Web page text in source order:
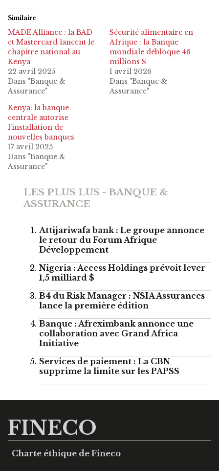
Similaire
MADE Alliance : la BAD
et Mastercard lancent le
chapitre national au
Kenya
22 avril 2025
Dans "Banque &
Assurance"
Sécurité alimentaire en
Afrique : la Banque
mondiale débloque 46
millions $
1 avril 2026
Dans "Banque &
Assurance"
Kenya: la banque
centrale autorise
l’installation de
nouvelles banques
17 avril 2025
Dans "Banque &
Assurance"
LES PLUS LUS - BANQUE &
ASSURANCE
Attijariwafa bank : Le groupe annonce
le retour du Forum Afrique
Développement
Nigeria : Access Holdings prévoit lever
1,5 milliard $
B4 du Risk Manager : NSIA Assurances
lance la première édition
Banque : Afreximbank annonce une
collaboration avec Grand Africa
Initiative
Services de paiement : La CBN
supprime la limite sur les PAPSS
FINECO
Charte éthique de Fineco